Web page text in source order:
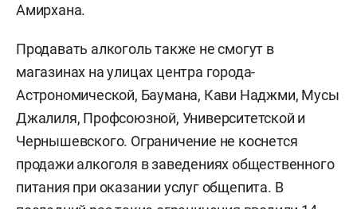
Амирхана.
Продавать алкоголь также не смогут в
магазинах на улицах центра города-
Астрономической, Баумана, Кави Наджми, Мусы
Джалиля, Профсоюзной, Университетской и
Чернышевского. Ограничение не коснется
продажи алкоголя в заведениях общественного
питания при оказании услуг общепита. В